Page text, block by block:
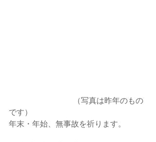
（写真は昨年のもの
です）
年末・年始、無事故を祈ります。